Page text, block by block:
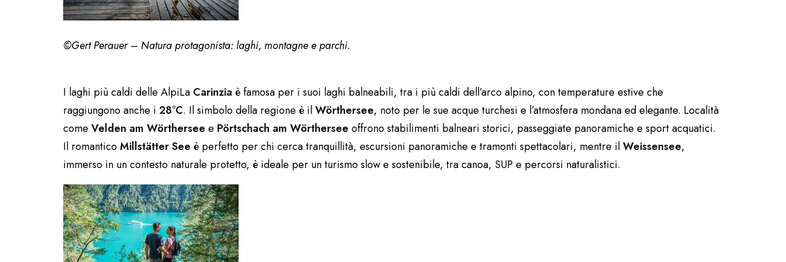
©Gert Perauer – Natura protagonista: laghi, montagne e parchi.
I laghi più caldi delle AlpiLa Carinzia è famosa per i suoi laghi balneabili, tra i più caldi dell’arco alpino, con temperature estive che
raggiungono anche i 28°C. Il simbolo della regione è ilWörthersee, noto per le sue acque turchesi e l’atmosfera mondana ed elegante. Località
come Velden am Wörthersee e Pörtschach am Wörthersee offrono stabilimenti balneari storici, passeggiate panoramiche e sport acquatici.
Il romanticoMillstätter See è perfetto per chi cerca tranquillità, escursioni panoramiche e tramonti spettacolari, mentre ilWeissensee,
immerso in un contesto naturale protetto, è ideale per un turismo slow e sostenibile, tra canoa, SUP e percorsi naturalistici.